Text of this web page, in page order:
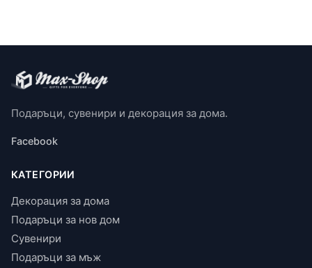
Подаръци, сувенири и декорация за дома.
Facebook
КАТЕГОРИИ
Декорация за дома
Подаръци за нов дом
Сувенири
Подаръци за мъж